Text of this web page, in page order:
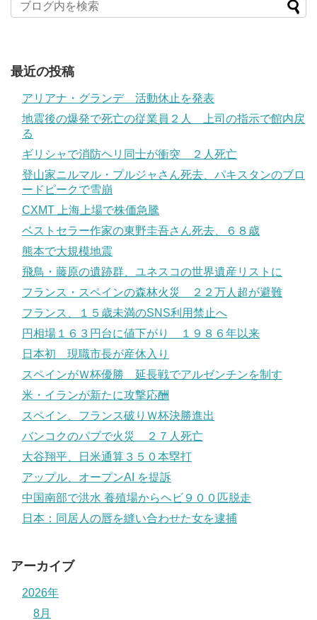
最近の投稿
アリアナ・グランデ 活動休止を発表
地震後の爆発で死亡の従業員２人 上司の指示で館内戻
る
ギリシャで消防ヘリ同士が衝突 ２人死亡
登山家ニルマル・プルジャさん死去、パキスタンのブロ
ードピークで雪崩
CXMT 上海上場で株価急騰
ベストセラー作家の東野圭吾さん死去、６８歳
熊本で大規模地震
飛鳥・藤原の遺跡群、ユネスコの世界遺産リストに
フランス・スペインの森林火災 ２２万人超が避難
フランス、１５歳未満のSNS利用禁止へ
円相場１６３円台に値下がり １９８６年以来
日本初 現職市長が産休入り
スペインがＷ杯優勝 延長戦でアルゼンチンを制す
米・イランが新たに攻撃応酬
スペイン、フランス破りＷ杯決勝進出
バンコクのパブで火災 ２７人死亡
大谷翔平、日米通算３５０本塁打
アップル、オープンAI を提訴
中国南部で洪水 養殖場からヘビ９００匹脱走
日本：同居人の唇を縫い合わせた女を逮捕
アーカイブ
2026年
8月